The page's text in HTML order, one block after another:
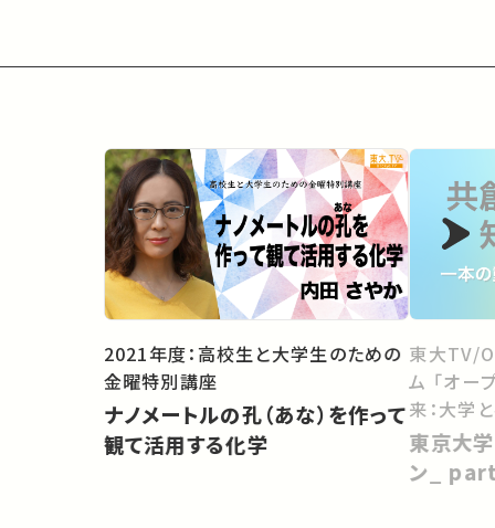
2021年度：高校生と大学生のための
金曜特別講座
ナノメートルの孔（あな）を作って
観て活用する化学
東大TV/
ム 「オー
来：大学
向けて」
東京大
ン_